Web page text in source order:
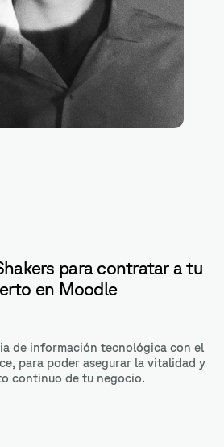
para contratar a tu
en Moodle
de información tecnológica con el
para poder asegurar la vitalidad y
continuo de tu negocio.